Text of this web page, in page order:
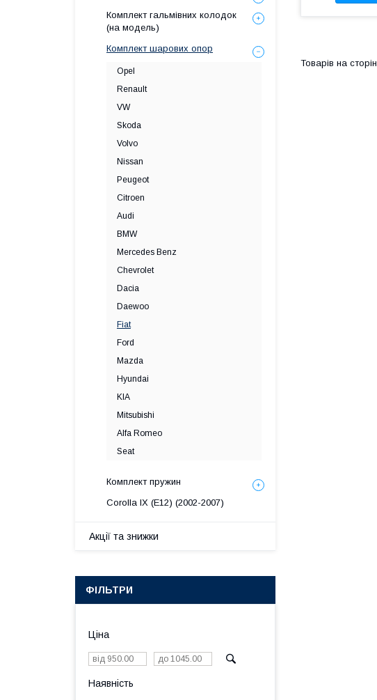
Комплект гальмівних колодок
(на модель)
Комплект шарових опор
Opel
Renault
VW
Skoda
Volvo
Nissan
Peugeot
Citroen
Audi
BMW
Mercedes Benz
Chevrolet
Dacia
Daewoo
Fiat
Ford
Mazda
Hyundai
KIA
Mitsubishi
Alfa Romeo
Seat
Комплект пружин
Corolla IX (E12) (2002-2007)
Акції та знижки
ФІЛЬТРИ
Ціна
Наявність